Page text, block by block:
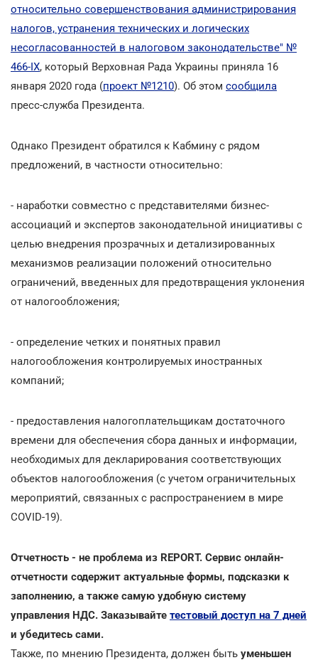
относительно совершенствования администрирования
налогов, устранения технических и логических
несогласованностей в налоговом законодательстве" №
466-IX, который Верховная Рада Украины приняла 16
января 2020 года (проект №1210). Об этом сообщила
пресc-служба Президента.
Однако Президент обратился к Кабмину с рядом
предложений, в частности относительно:
- наработки совместно с представителями бизнес-
ассоциаций и экспертов законодательной инициативы с
целью внедрения прозрачных и детализированных
механизмов реализации положений относительно
ограничений, введенных для предотвращения уклонения
от налогообложения;
- определение четких и понятных правил
налогообложения контролируемых иностранных
компаний;
- предоставления налогоплательщикам достаточного
времени для обеспечения сбора данных и информации,
необходимых для декларирования соответствующих
объектов налогообложения (с учетом ограничительных
мероприятий, связанных с распространением в мире
COVID-19).
Отчетность - не проблема из REPORT. Сервис онлайн-
отчетности содержит актуальные формы, подсказки к
заполнению, а также самую удобную систему
управления НДС. Заказывайте тестовый доступ на 7 дней
и убедитесь сами.
Также, по мнению Президента, должен быть уменьшен